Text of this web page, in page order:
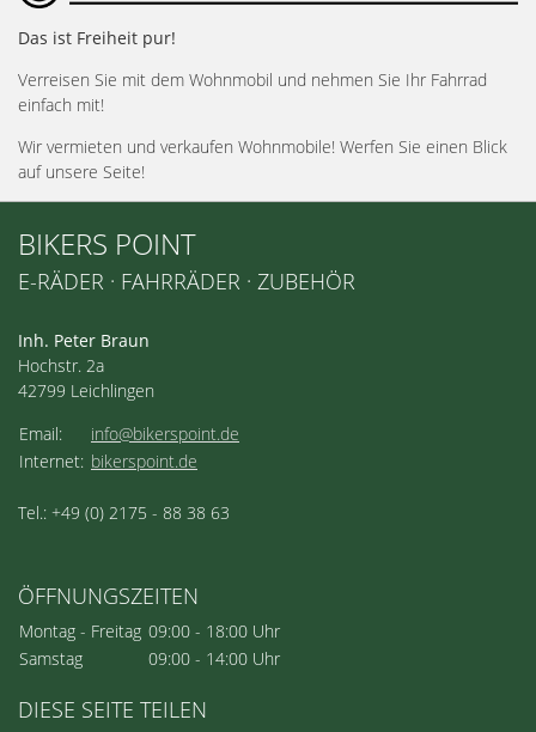
Das ist Freiheit pur!
Verreisen Sie mit dem Wohnmobil und nehmen Sie Ihr Fahrrad
einfach mit!
Wir vermieten und verkaufen Wohnmobile! Werfen Sie einen Blick
auf unsere Seite!
BIKERS POINT
E-RÄDER · FAHRRÄDER · ZUBEHÖR
Inh. Peter Braun
Hochstr. 2a
42799 Leichlingen
Email:
info@bikerspoint.de
Internet: bikerspoint.de
Tel.: +49 (0) 2175 - 88 38 63
ÖFFNUNGSZEITEN
Montag - Freitag 09:00 - 18:00 Uhr
Samstag
09:00 - 14:00 Uhr
DIESE SEITE TEILEN